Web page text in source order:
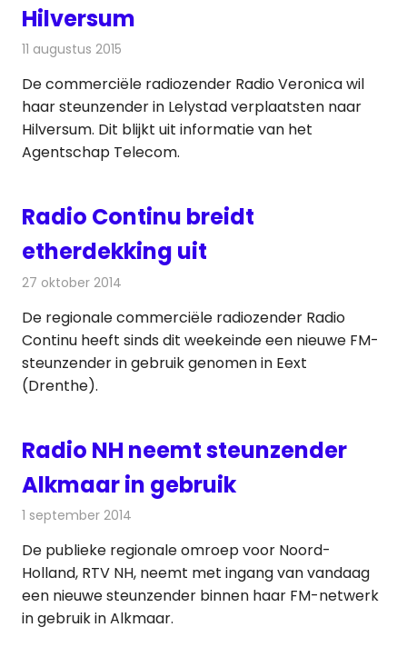
Hilversum
11 augustus 2015
De commerciële radiozender Radio Veronica wil
haar steunzender in Lelystad verplaatsten naar
Hilversum. Dit blijkt uit informatie van het
Agentschap Telecom.
Radio Continu breidt
etherdekking uit
27 oktober 2014
De regionale commerciële radiozender Radio
Continu heeft sinds dit weekeinde een nieuwe FM-
steunzender in gebruik genomen in Eext
(Drenthe).
Radio NH neemt steunzender
Alkmaar in gebruik
1 september 2014
De publieke regionale omroep voor Noord-
Holland, RTV NH, neemt met ingang van vandaag
een nieuwe steunzender binnen haar FM-netwerk
in gebruik in Alkmaar.